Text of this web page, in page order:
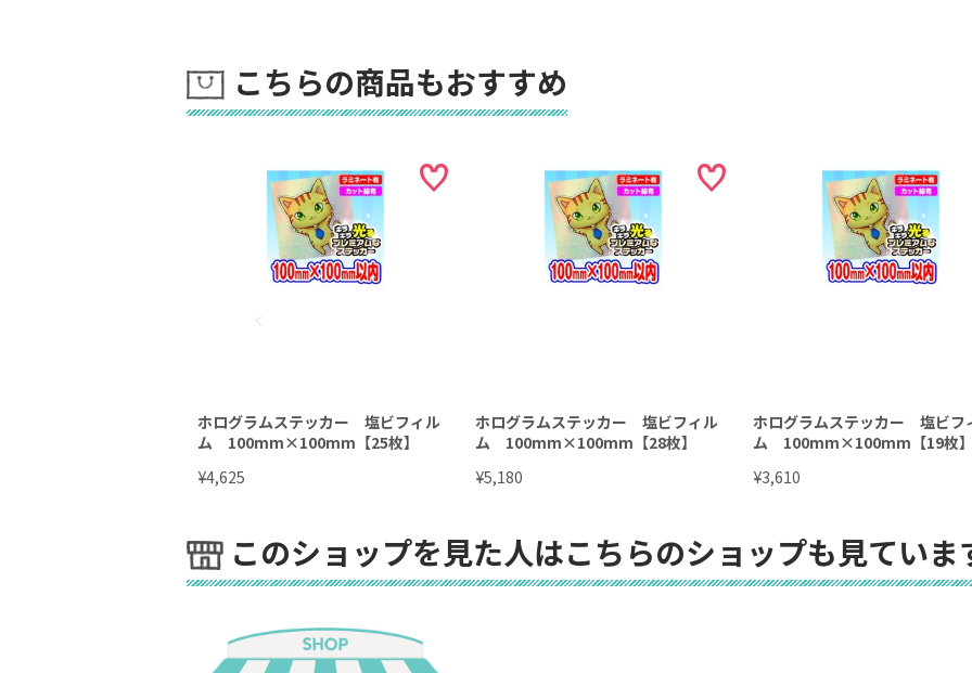
こちらの商品もおすすめ
ホログラムステッカー 塩ビフィル
ム 100mm×100mm【25枚】
¥4,625
ホログラムステッカー 塩ビフィル
ム 100mm×100mm【28枚】
¥5,180
ホログラムステッカー 塩ビフ
ム 100mm×100mm【19枚
¥3,610
このショップを見た人はこちらのショップも見ていま